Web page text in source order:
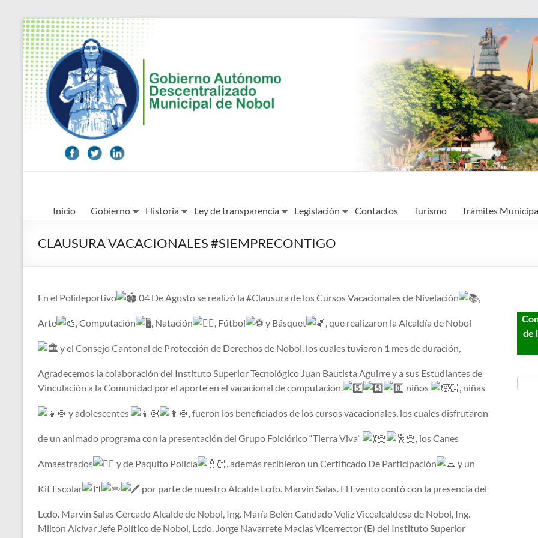
Saltar
al
contenido
Ciudadana
de
Inicio Gobierno Historia Ley de transparencia Legislación Contactos Turismo Trámites
CLAUSURA VACACIONALES #SIEMPRECONTIGO
En el Polideportivo 04 De Agosto se realizó la #Clausura de los Cursos Vacacionales de Nivelación
Arte , Computación , Natación , Fútbol y Básquet , que realizaron la Alcaldía de Nobol
y el Consejo Cantonal de Protección de Derechos de Nobol, los cuales tuvieron 1 mes de duración,
Agradecemos la colaboración del Instituto Superior Tecnológico Juan Bautista Aguirre y a sus Estudiantes de
Vinculación a la Comunidad por el aporte en el vacacional de computación.
niños , niñas
y adolescentes , fueron los beneficiados de los cursos vacacionales, los cuales disfrutaron
de un animado programa con la presentación del Grupo Folclórico “Tierra Viva” , los Canes
Amaestrados y de Paquito Policía , además recibieron un Certificado De Participación y un
Kit Escolar por parte de nuestro Alcalde Lcdo. Marvin Salas. El Evento contó con la presencia del
Lcdo. Marvin Salas Cercado Alcalde de Nobol, Ing. María Belén Candado Veliz Vicealcaldesa de Nobol, Ing.
Milton Alcívar Jefe Político de Nobol, Lcdo. Jorge Navarrete Macías Vicerrector (E) del Instituto Superior
de